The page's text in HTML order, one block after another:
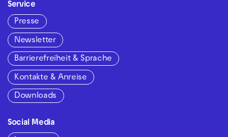
Service
Presse
Newsletter
Barrierefreiheit & Sprache
Kontakte & Anreise
Downloads
Social Media